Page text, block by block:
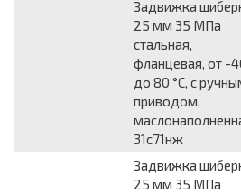
Задвижка
25 мм 35 МПа
стальная,
фланцевая, от -
до 80 °С, с
приводом,
31с71нж
Задвижка
25 мм 35 МПа